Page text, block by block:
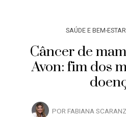
SAÚDE E BEM-ESTAR
Câncer de
Avon: fim dos
POR FABIANA